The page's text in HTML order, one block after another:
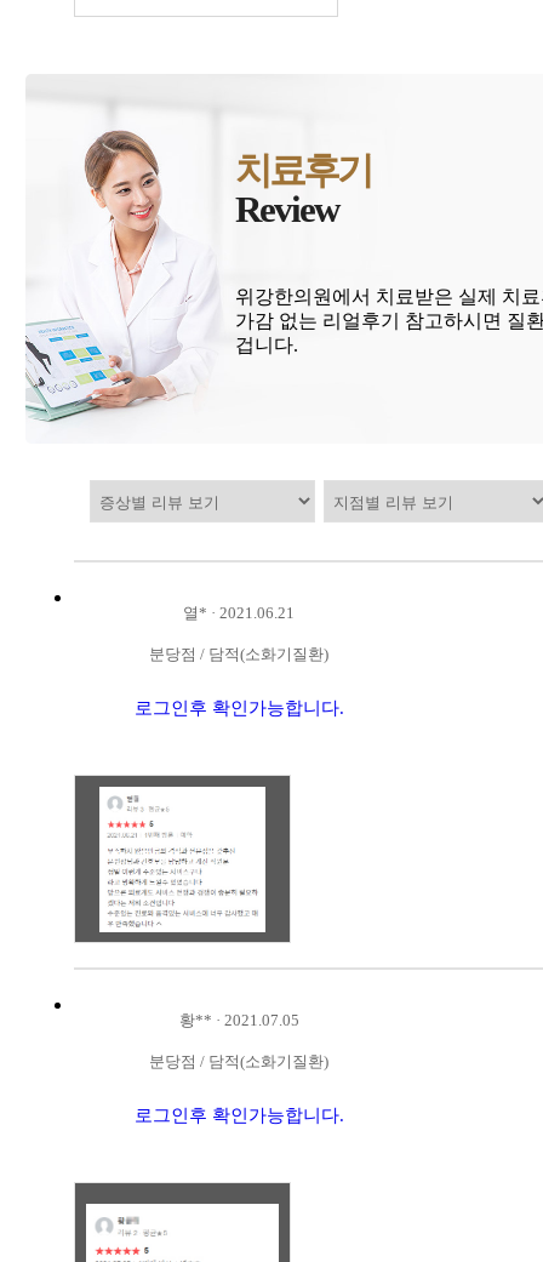
치료후기
Review
위강한의원에서 치료받은 실제 치
가감 없는 리얼후기 참고하시면 질
겁니다.
열* ·2021.06.21
분당점 / 담적(소화기질환)
로그인후 확인가능합니다.
황** · 2021.07.05
분당점 / 담적(소화기질환)
로그인후 확인가능합니다.